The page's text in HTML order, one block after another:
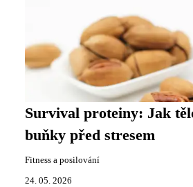
Survival proteiny: Jak
buňky před stresem
Fitness a posilování
24. 05. 2026